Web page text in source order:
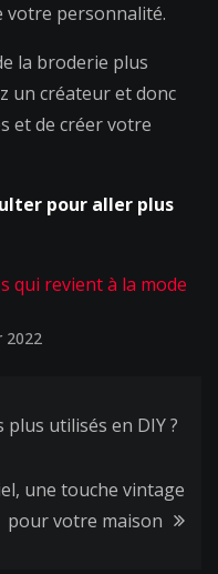
votre personnalité.
la broderie plus
un créateur et donc
et de créer votre
pour aller plus
qui revient à la mode
2022
utilisés en DIY ?
une touche vintage
pour votre maison